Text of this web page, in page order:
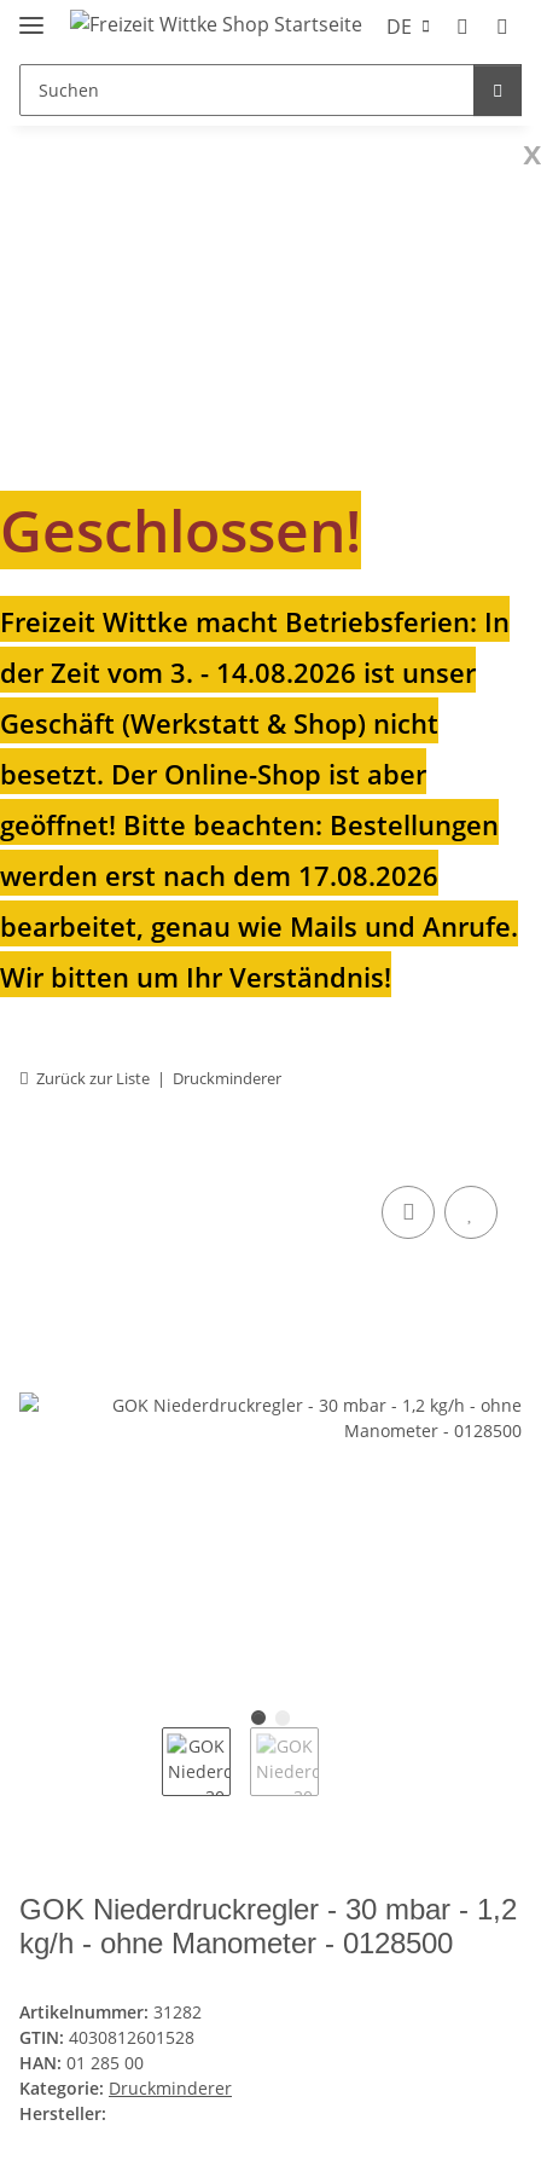
DE
x
Geschlossen!
Freizeit Wittke macht Betriebsferien: In
der Zeit vom 3. - 14.08.2026 ist unser
Geschäft (Werkstatt & Shop) nicht
besetzt. Der Online-Shop ist aber
geöffnet! Bitte beachten: Bestellungen
werden erst nach dem 17.08.2026
bearbeitet, genau wie Mails und Anrufe.
Wir bitten um Ihr Verständnis!
Zurück zur Liste Druckminderer
GOK Niederdruckregler - 30 mbar - 1,2
kg/h - ohne Manometer - 0128500
Artikelnummer: 31282
GTIN: 4030812601528
HAN: 01 285 00
Kategorie: Druckminderer
Hersteller: